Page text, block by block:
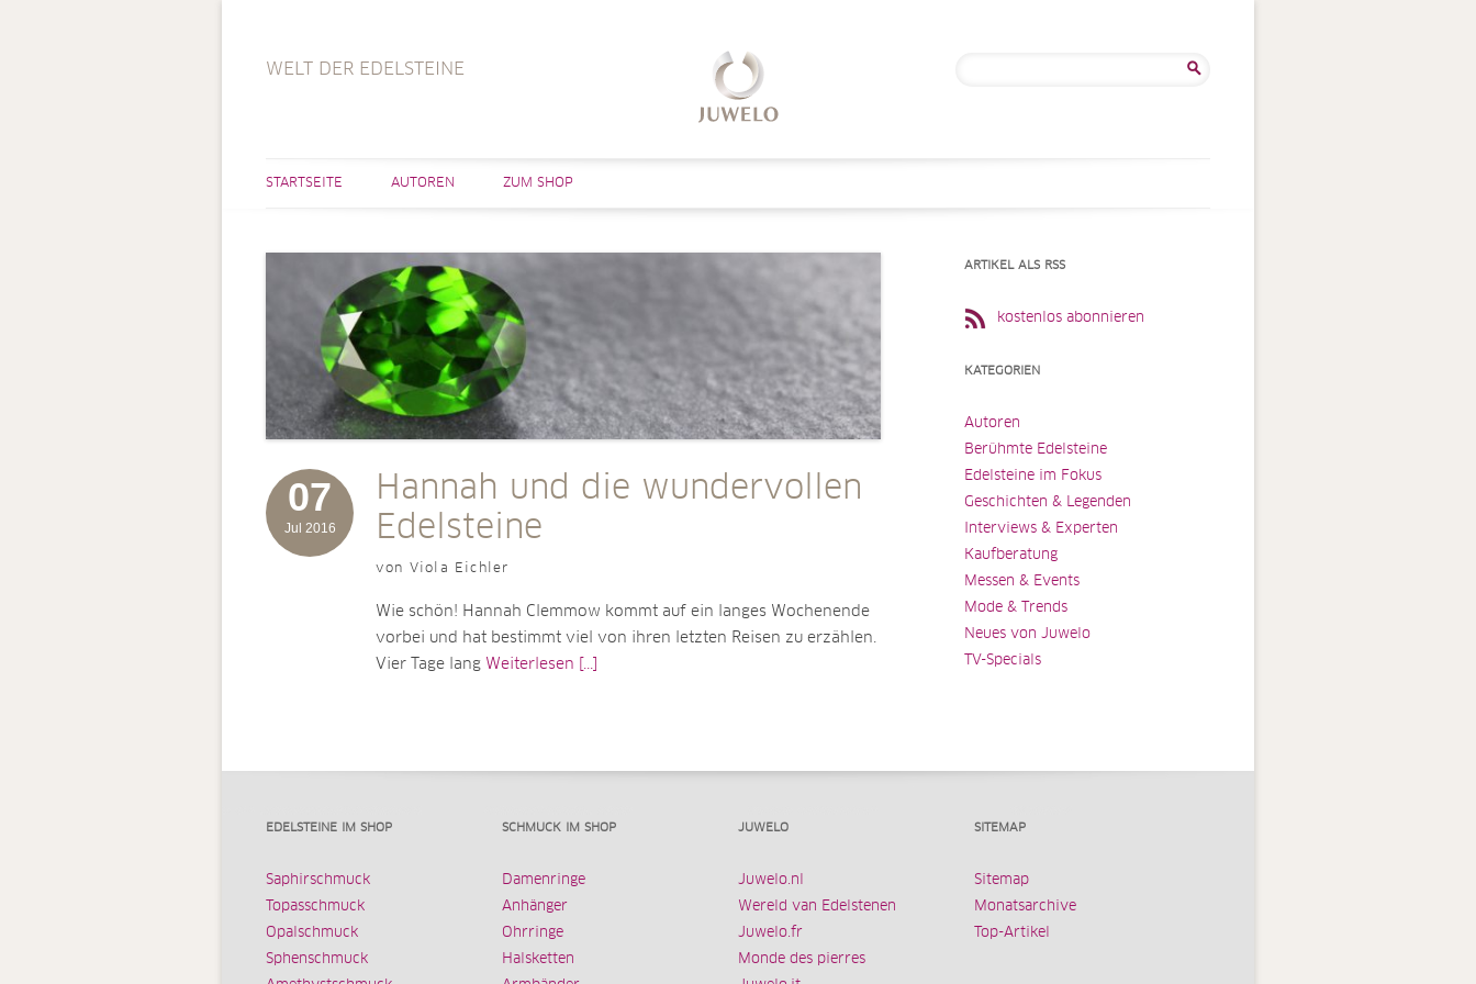
WELT DER EDELSTEINE
STARTSEITE AUTOREN ZUM SHOP
07
Jul 2016
Hannah und die wundervollen
Edelsteine
von Viola Eichler
Wie schön! Hannah Clemmow kommt auf ein langes Wochenende
vorbei und hat bestimmt viel von ihren letzten Reisen zu erzählen.
Vier Tage lang Weiterlesen [...]
ARTIKEL ALS RSS
kostenlos abonnieren
KATEGORIEN
Autoren
Berühmte Edelsteine
Edelsteine im Fokus
Geschichten & Legenden
Interviews & Experten
Kaufberatung
Messen & Events
Mode & Trends
Neues von Juwelo
TV-Specials
EDELSTEINE IM SHOP
Saphirschmuck
Topasschmuck
Opalschmuck
Sphenschmuck
SCHMUCK IM SHOP
Damenringe
Anhänger
Ohrringe
Halsketten
JUWELO
Juwelo.nl
Wereld van Edelstenen
Juwelo.fr
Monde des pierres
SITEMAP
Sitemap
Monatsarchive
Top-Artikel